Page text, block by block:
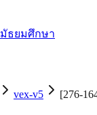
มัธยมศึกษา
vex-v5
[276-